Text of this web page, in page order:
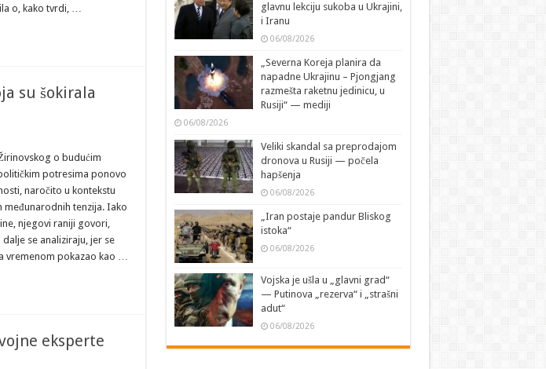
o, kako tvrdi, …
su šokirala
o budućim
potresima ponovo
naročito u kontekstu
međunarodnih tenzija. Iako
njegovi raniji govori,
se analiziraju, jer se
vremenom pokazao kao …
eksperte
glavnu lekciju sukoba u Ukrajini,
i Iranu
06/08/2026
„Severna Koreja planira da
napadne Ukrajinu – Pjongjang
razmešta raketnu jedinicu, u
Rusiji“ — mediji
06/08/2026
Veliki skandal sa preprodajom
dronova u Rusiji — počela
hapšenja
06/08/2026
„Iran postaje pandur Bliskog
istoka“
06/08/2026
Vojska je ušla u „glavni grad“
— Putinova „rezerva“ i „strašni
adut“
06/08/2026